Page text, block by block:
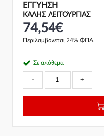
ΕΓΓΎΗΣΗ
ΚΑΛΗΣ ΛΕΙΤΟΥΡΓΙΑΣ
74,54€
Περιλαμβάνεται 24% ΦΠΑ.
Σε απόθεμα
- +